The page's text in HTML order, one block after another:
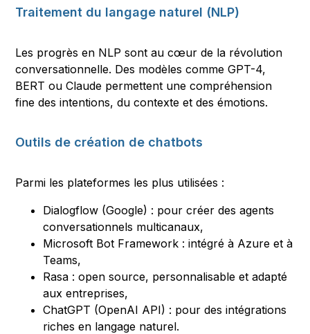
Traitement du langage naturel (NLP)
Les progrès en NLP sont au cœur de la révolution
conversationnelle. Des modèles comme GPT-4,
BERT ou Claude permettent une compréhension
fine des intentions, du contexte et des émotions.
Outils de création de chatbots
Parmi les plateformes les plus utilisées :
Dialogflow (Google) : pour créer des agents
conversationnels multicanaux,
Microsoft Bot Framework : intégré à Azure et à
Teams,
Rasa : open source, personnalisable et adapté
aux entreprises,
ChatGPT (OpenAI API) : pour des intégrations
riches en langage naturel.